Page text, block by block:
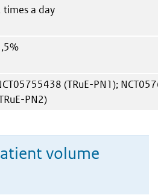
times a day
(TRuE-PN1);
PN2)
volume